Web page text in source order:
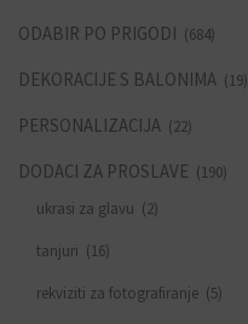
ODABIR PO PRIGODI (684)
DEKORACIJE S BALONIMA (19)
PERSONALIZACIJA (22)
DODACI ZA PROSLAVE (190)
ukrasi za glavu (2)
tanjuri (16)
rekviziti za fotografiranje (5)